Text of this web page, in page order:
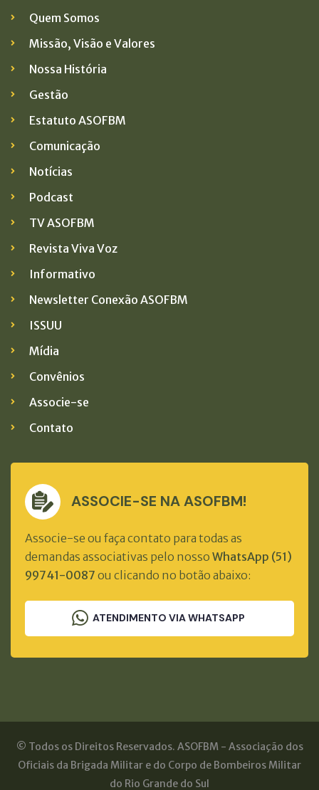
Quem Somos
Missão, Visão e Valores
Nossa História
Gestão
Estatuto ASOFBM
Comunicação
Notícias
Podcast
TV ASOFBM
Revista Viva Voz
Informativo
Newsletter Conexão ASOFBM
ISSUU
Mídia
Convênios
Associe-se
Contato
ASSOCIE-SE NA ASOFBM!
Associe-se ou faça contato para todas as
demandas associativas pelo nosso WhatsApp (51)
99741-0087 ou clicando no botão abaixo:
ATENDIMENTO VIA WHATSAPP
© Todos os Direitos Reservados. ASOFBM - Associação dos
Oficiais da Brigada Militar e do Corpo de Bombeiros Militar
do Rio Grande do Sul